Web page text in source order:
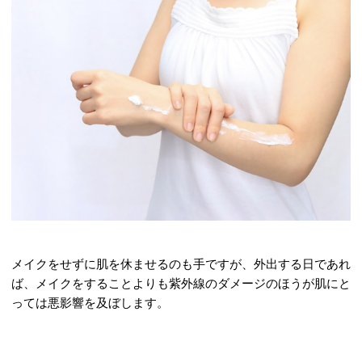
メイクをせずに肌を休ませるのも手ですが、外出する日であれ
ば、メイクをすることよりも紫外線のダメージのほうが肌にと
っては悪影響を及ぼします。